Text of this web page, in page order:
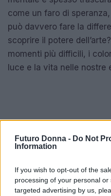
Futuro Donna - Do Not
Information
If you wish to opt-out of the
processing of your personal
targeted advertising by us,
come un faro di
può davvero fare la
scoprire il potere
momenti più difficili, i
luce e la vita nelle nostre